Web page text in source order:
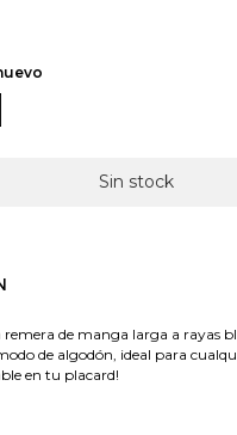
remera de manga larga a rayas
de algodón, ideal para
en tu placard!